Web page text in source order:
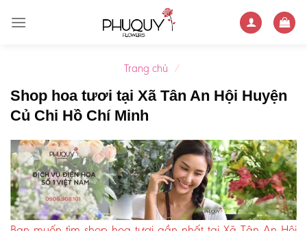
Trang chủ /
Shop hoa tươi tại Xã Tân An Hội Huyện
Củ Chi Hồ Chí Minh